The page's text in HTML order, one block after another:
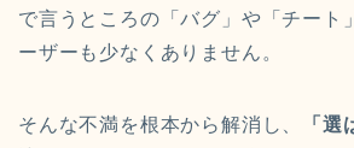
で言うところの「バグ」や「チート
ーザーも少なくありません。
そんな不満を根本から解消し、
「